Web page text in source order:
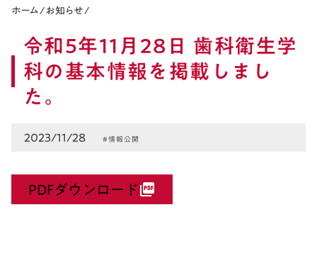
ホーム/お知らせ/
令和5年11月28日 歯科衛生学
科の基本情報を掲載しまし
た。
2023/11/28 #情報公開
PDFダウンロードpicture_as_pdf